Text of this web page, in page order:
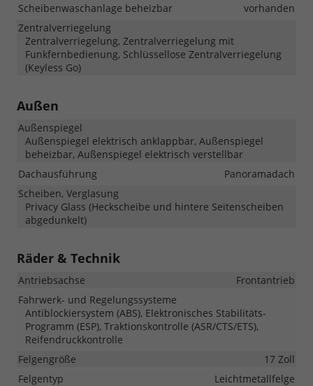
Scheibenwaschanlage beheizbar
vorhanden
Zentralverriegelung
Zentralverriegelung, Zentralverriegelung mit
Funkfernbedienung, Schlüssellose Zentralverriegelung
(Keyless Go)
Außen
Außenspiegel
Außenspiegel elektrisch anklappbar, Außenspiegel
beheizbar, Außenspiegel elektrisch verstellbar
Dachausführung
Panoramadach
Scheiben, Verglasung
Privacy Glass (Heckscheibe und hintere Seitenscheiben
abgedunkelt)
Räder & Technik
Antriebsachse
Frontantrieb
Fahrwerk- und Regelungssysteme
Antiblockiersystem (ABS), Elektronisches Stabilitäts-
Programm (ESP), Traktionskontrolle (ASR/CTS/ETS),
Reifendruckkontrolle
Felgengröße
17 Zoll
Felgentyp
Leichtmetallfelge